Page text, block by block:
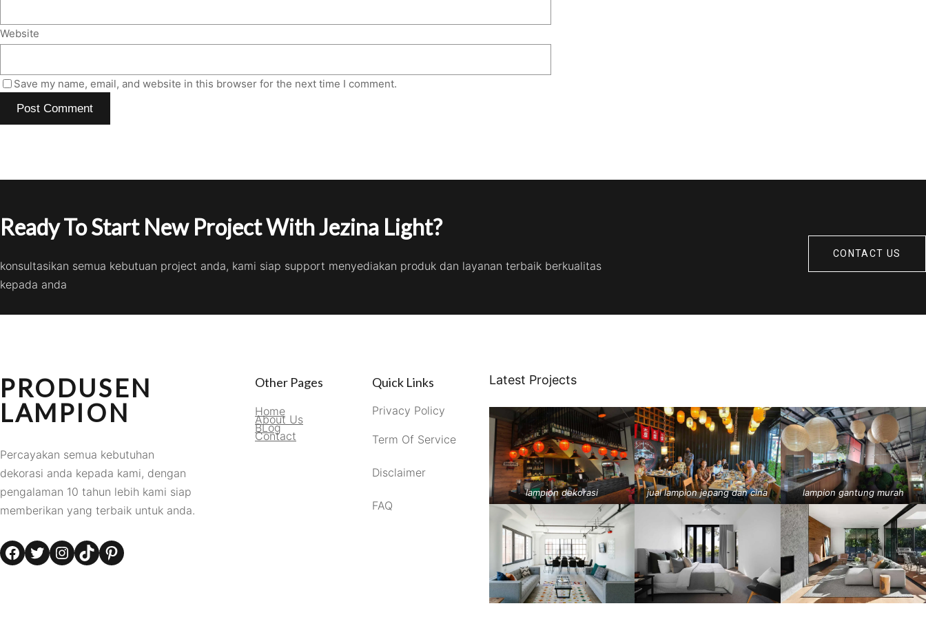
Website
Save my name, email, and website in this browser for the next time I comment.
Ready To Start New Project With Jezina Light?
konsultasikan semua kebutuan project anda, kami siap support menyediakan produk dan layanan terbaik berkualitas
kepada anda
CONTACT US
PRODUSEN
LAMPION
Percayakan semua kebutuhan
dekorasi anda kepada kami, dengan
pengalaman 10 tahun lebih kami siap
memberikan yang terbaik untuk anda.
Facebook Twitter Instagram TikTok Pinterest
Other Pages
Home
About Us
BLog
Contact
Quick Links
Privacy Policy
Term Of Service
Disclaimer
FAQ
Latest Projects
lampion dekorasi jual lampion jepang dan cina lampion gantung murah